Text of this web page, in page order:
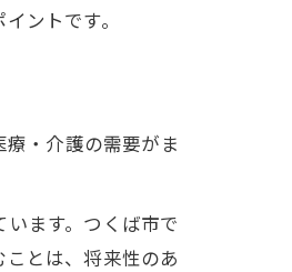
ントです。
・介護の需要がま
ます。つくば市で
とは、将来性のあ